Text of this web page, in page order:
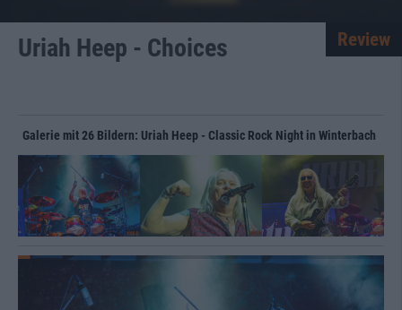
Uriah Heep - Choices Review
Galerie mit 26 Bildern: Uriah Heep - Classic Rock Night in Winterbach